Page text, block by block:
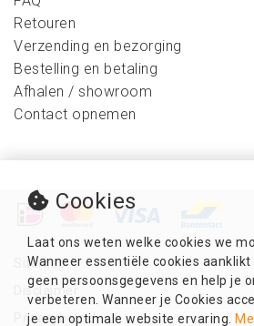
Retouren
Verzending en bezorging
Bestelling en betaling
Afhalen / showroom
Contact opnemen
Sitemap
Disclaimer
Privacybeleid
Cookies
Laat ons weten welke cookies we
Wanneer essentiële cookies
geen persoonsgegevens en help je
verbeteren. Wanneer je Cookies
je een optimale website ervaring.